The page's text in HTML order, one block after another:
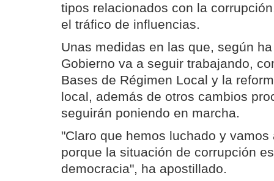
tipos relacionados con la
el tráfico de influencias.
Unas medidas en las que, según
Gobierno va a seguir trabajando,
Bases de Régimen Local y la
local, además de otros cambios
seguirán poniendo en marcha.
"Claro que hemos luchado y
porque la situación de corrupción
democracia", ha apostillado.